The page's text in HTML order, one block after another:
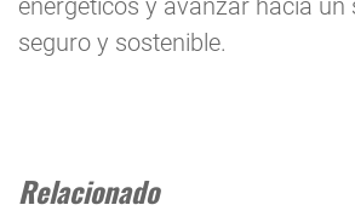
energéticos y avanzar hacia
seguro y sostenible.
Relacionado